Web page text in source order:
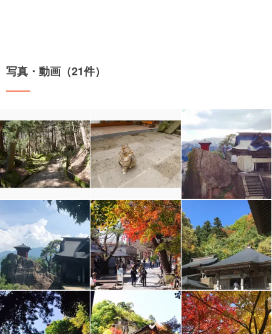
写真・動画（21件）